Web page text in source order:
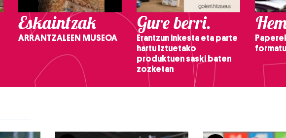
Eskaintzak
ARRANTZALEEN MUSEOA
Gure berri.
Erantzun inkesta eta parte
hartu Iztuetako
produktuen saski baten
zozketan